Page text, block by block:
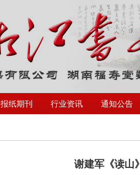
报纸期刊 行业资讯 通知公告
谢建军《读山》